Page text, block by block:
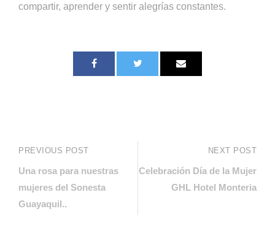
compartir, aprender y sentir alegrías constantes.
PREVIOUS POST
Una rosa para nuestras
mujeres del Sonesta
Guayaquil..
NEXT POST
Celebración Día de la Mujer
GHL Hotel Monteria